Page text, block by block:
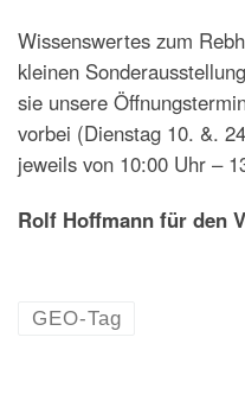
Wissenswertes zum
kleinen
sie unsere
vorbei (Dienstag 10. &.
jeweils von 10:00 Uhr –
Rolf Hoffmann für den
GEO-Tag